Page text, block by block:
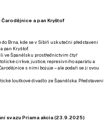
a pan Kryštof
do Brna, kde se v Sibiři uskuteční představení
pan Kryštof.
ve Španělsku prostřednictvím čtyř
církve, justice, represivního aparátu a
s nimi bojuje – ale podaří se jí svou
loutkové divadlo ze Španělska. Představení
svazu Priama akcia (23.9.2025)